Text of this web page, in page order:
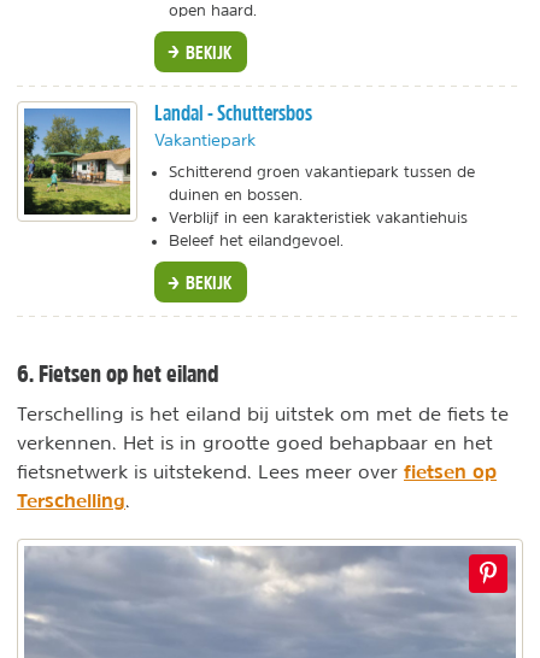
open haard.
BEKIJK
Landal - Schuttersbos
Vakantiepark
Schitterend groen vakantiepark tussen de
duinen en bossen.
Verblijf in een karakteristiek vakantiehuis
Beleef het eilandgevoel.
BEKIJK
6. Fietsen op het eiland
Terschelling is het eiland bij uitstek om met de fiets te
verkennen. Het is in grootte goed behapbaar en het
fietsnetwerk is uitstekend. Lees meer over fietsen op
Terschelling